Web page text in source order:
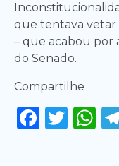
que tentava vetar
– que acabou por
do Senado.
Compartilhe